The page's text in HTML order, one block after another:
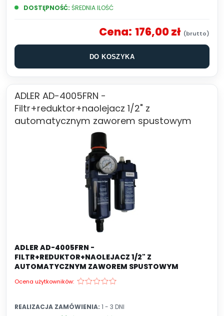
DOSTĘPNOŚĆ: ŚREDNIA ILOŚĆ
Cena: 176,00 zł
DO KOSZYKA
ADLER AD-4005FRN -
Filtr+reduktor+naolejacz 1/2" z
automatycznym zaworem spustowym
ADLER AD-4005FRN -
FILTR+REDUKTOR+NAOLEJACZ 1/2" Z
AUTOMATYCZNYM ZAWOREM SPUSTOWYM
Ocena użytkowników:
REALIZACJA ZAMÓWIENIA: 1 - 3 DNI